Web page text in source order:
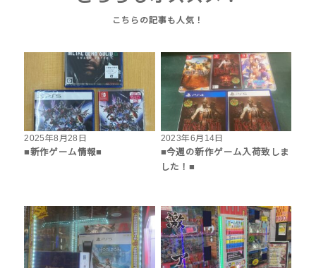
2025年8月28日
■新作ゲーム情報■
2023年6月14日
■今週の新作ゲーム入荷致しま
した！■